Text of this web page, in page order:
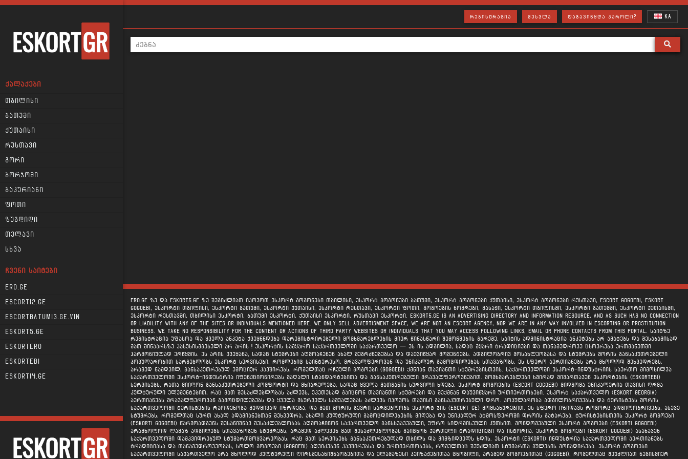
ᲥᲐᲚᲐᲥᲔᲑᲘ
თბილისი
ბათუმი
ქუთაისი
რუსთავი
გორი
ბორჯომი
ბაკურიანი
ფოთი
ზუგდიდი
თელავი
სხვა
ᲩᲕᲔᲜᲘ ᲡᲐᲘᲢᲔᲑᲘ
Ero.ge
Escorti2.ge
Escortbatumi3.ge.vin
Eskort5.ge
Eskortero
Eskortebi
Eskorti4.ge
ᲠᲔᲒᲘᲡᲢᲠᲐᲪᲘᲐ ᲨᲔᲡᲕᲚᲐ ᲓᲐᲒᲐᲕᲘᲬᲧᲓᲐ ᲞᲐᲠᲝᲚᲘ? KA
ERO.GE ზე და ESKORT5.GE ზე შეგიძლიათ იპოვოთ ესკორტ გოგონები თბილისი, ესკორტ გოგონები ბათუმი, ესკორტ გოგონები ქუთაისი, ესკორტ გოგონები რუსთავი, escort gogoebi, eskort
gogoebi, ესკორტი თბილისი, ესკორტი ბათუმი, ესკორტი ქუთაისი, ესკორტი რუსთავი, ესკორტი ფოთი, გოგოების ნომრები, მასაჟი, ესკორტი თბილისში, ესკორტი ბათუმში, ესკორტი ქუთაისში,
ესკორტი რუსთავში, თბილისი ესკორტი, ბათუმი ესკორტი, ქუთაისი ესკორტი, რუსთავი ესკორტი. ESKORT5.GE is an advertising directory and information resource, and as such has no connection
or liability with any of the sites or individuals mentioned here. We ONLY sell advertisment space, we are not an escort agency, nor we are in any way involved in escorting or prostitution
business. We take no responsibility for the content or actions of third party websites or individuals that you may access following links, email or phone contacts from this portal. საიტზე
რეგისტრაცია უფასოა და ყველა ანკეტა ქვეყნნდება დარეგისტრირებული მომხმარებლების მიერ წინასწარი შემოწმების გარეშე. საიტის ადმინისტრაცია ანკეტებს არ ამატებს და შესაბამისად
მათ შინაარსზე პასუხისმგებელი არ არის ! ესკორტის სამყარო საქართველოში საქართველო — ეს ის ადგილია, სადაც მყარი ტრადიციები და თანამედროვე ცხოვრება ერთმანეთში
ჰარმონიულად ერწყმის. ეს არის ქვეყანა, სადაც სტუმრები აღმოაჩენენ ახალ შეგრძნებებსა და დაუვიწყარ მომენტებს. ადგილობრივ მოსახლეობასა და სტუმრებს შორის განსაკუთრებული
პოპულარობით სარგებლობს ესკორტ სერვისები, რომლებიც საინტერესო, მრავალფეროვან და უნიკალურ გამოცდილებას სთავაზობს. ეს სფერო აერთიანებს არა მხოლოდ შეხვედრებს,
არამედ ნამდვილ, განსაკუთრებულ ემოციურ კავშირებს, რომელთაც რჩეული გოგოები (gogoebi) ქმნიან თავიანთი სტუმრებისთვის. საქართველოში ესკორტ-ინდუსტრიის საერთო მიმოხილვა
საქართველოში ესკორტ-ინდუსტრია იფუნქციონირებს მაღალი სტანდარტებითა და განსაკუთრებული მრავალფეროვნებით. მომხმარებლები ხშირად მიმართავენ ესკორტების (eskortebi)
სერვისებს, რათა მიიღონ განსაკუთრებული კომფორტი და მხიარულება, სადაც ყველა მათგანის სურვილი ხდება. ესკორტ გოგოების (escort gogoebi) მიდგომა უნიკალურია თავისი ღრმა
კულტურული ელემენტებით, რაც მათ შესაძლებლობას აძლევს, უკეთესად გაიცნონ თავიანთი სტუმრები და შექმნან დაუვიწყარი ურთიერთობები. ესკორტ საქართველო (eskort georgia)
აერთიანებს მრავალფეროვან გამოცდილებებს და ყველა მსურველს საშუალებას აძლევს იპოვოს თავისი განსაკუთრებული დრო. პოპულარობა ადგილობრივებსა და ტურისტებს შორის
საქართველოში ტურისტების რაოდენობა მუდმივად იზრდება, და მათ შორის ბევრი სარგებლობს ესკორტ ჯის (escort ge) მომსახურებით. ეს სფერო იზიდავს როგორც ადგილობრივებს, ასევე
სტუმრებს, რომელთაც სურთ ახალ ადამიანებთან შეხვედრა, ახალი კულტურული გამოცდილებების მიღება და უნიკალურ ატმოსფეროში დროის გატარება. ტურისტებისთვის ესკორტ გოგოები
(eskorti gogoebi) წარმოადგენს შესანიშნავ შესაძლებლობას აღმოაჩინონ საქართველო განსხვავებული, უფრო სიღრმისეული კუთხით. მონდომებული ესკორტ გოგოები (eskorti gogoebi)
არამხოლოდ ლამაზ ადგილებს სთავაზობენ სტუმრებს, არამედ აძლევენ მათ შესაძლებლობას გაიცნონ ქართული ტრადიციები და ისტორია. ესკორტ გოგოები (eskort gogoebi) ასახავენ
საქართველოში დამკვიდრებულ სტუმართმოყვარეობას, რაც მათ სერვისებს განსაკუთრებულად თბილს და მიმზიდველს ხდის. ესკორტი (eskorti) ინდუსტრია საქართველოში აერთიანებს
ტრადიციასა და თანამედროვეობას, ხოლო გოგოები (gogoebi) აღვიძებენ კავშირებსა და ურთიერთობებს, რომელთაც შეუძლიათ სტუმართა გულების მონადირება. ესკორტ გოგოები
საქართველოში საქართველო არა მხოლოდ კულტურული ღირსშესანიშნაობებითა და ულამაზესი პეიზაჟებითაა ცნობილი, არამედ გოგოებითაც (gogoebi), რომელთაც შეუძლიათ ნებისმიერ